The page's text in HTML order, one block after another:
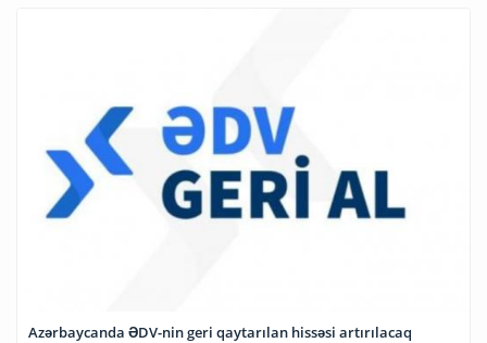
Azərbaycanda ƏDV-nin geri qaytarılan hissəsi artırılacaq